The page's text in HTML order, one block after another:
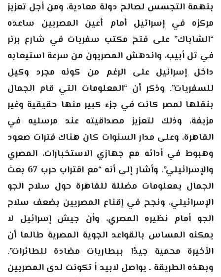
بتهمة التجسس لصالح دولة معادية، ومن أجل تعزيز
مركزه في إسرائيل أمام أعين المصريين ساعده
“الشاباك” على فتح مكتب سفريات في شارع برنر
في تل أبيب، واندهش المصريون من سرعة استيعابه
داخل إسرائيل على الرغم من كونه مجرد وكيل
للسفريات”. وذكر أن “المعلومات التي قام الجمال
بنقلها لمصر كانت في جزء كبير منها حقيقية وغير
مزيفة، وذلك لتعزيز مصداقيته عند مرسليه في
القاهرة، وعلى مدار السنوات كان هناك فترات صعود
وهبوط في أدائه مع جهازي الاستخبارات، المصري
والإسرائيلي”. وأشار إلى أنه “مع اقتراب حرب 67 بعث
الجمال بمعلومات مضللة للقاهرة حول سلاح الجو
الإسرائيلي، ونجح في إقناع المصريين بضعف سلاح
الجو أمام نظيره المصري، وأن جيش إسرائيل لا
يمكنه المساس بالقواعد الجوية المصرية طالما أن
الأخيرة محمية جيدًا ببطاريات مضادة للطائرات”.
وبهذه الطريقة ـ يواصل لابيد أ تكونت لدى المصريين